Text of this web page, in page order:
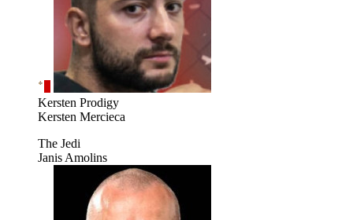
Kersten Prodigy
Kersten Mercieca
The Jedi
Janis Amolins